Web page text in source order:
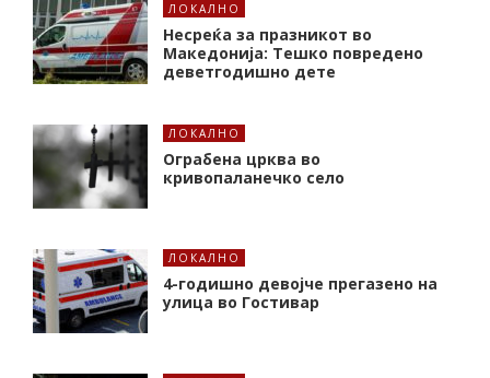
ЛОКАЛНО
Несреќа за празникот во
Македонија: Тешко повредено
деветгодишно дете
ЛОКАЛНО
Ограбена црква во
кривопаланечко село
ЛОКАЛНО
4-годишно девојче прегазено на
улица во Гостивар